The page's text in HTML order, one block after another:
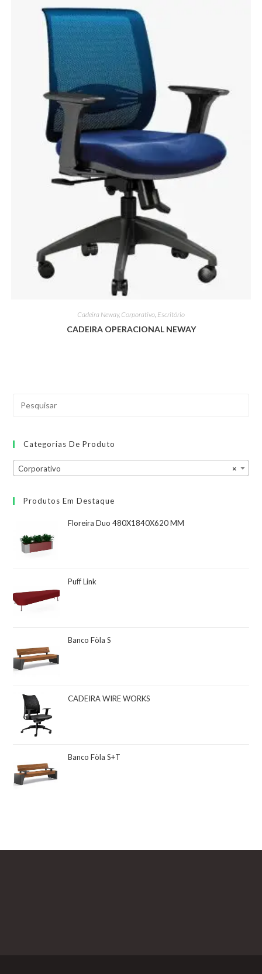
Cadeira Neway, Corporativo, Escritório
CADEIRA OPERACIONAL NEWAY
Categorias De Produto
×
Corporativo
Produtos Em Destaque
Floreira Duo 480X1840X620 MM
Puff Link
Banco Fòla S
CADEIRA WIRE WORKS
Banco Fòla S+T